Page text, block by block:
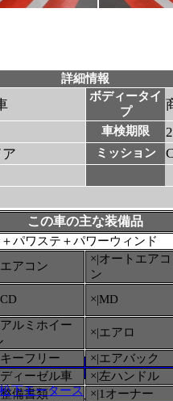
詳細情報
ボディータイ
プ
車検期限
ミッション
この車の主な装備品
パワステ＋パワーウィンド
アコン
×|オートエアコ
ン
×|MD
ルミホイー
×|エアロ
ーフリー
×|エアバック
ィーゼル車
×|左ハンドル
備書類 ×|1オーナー
下モータース